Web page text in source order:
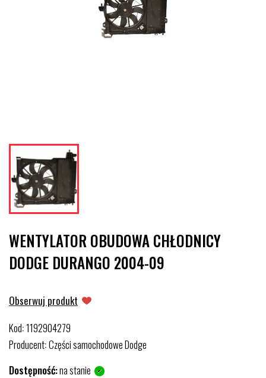
WENTYLATOR OBUDOWA CHŁODNICY
DODGE DURANGO 2004-09
Obserwuj produkt
Kod:1192904279
Producent:Części samochodowe Dodge
Dostępność:na stanie